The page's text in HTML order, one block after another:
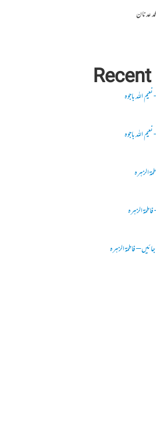
عدنان
اللہ باجوہ
اللہ باجوہ
– فاطمۃالزہرہ